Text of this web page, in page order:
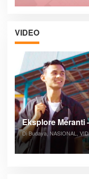
VIDEO
Posyandu
Di ADVERTORIAL,